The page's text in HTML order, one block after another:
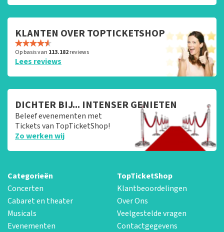
KLANTEN OVER TOPTICKETSHOP
Op basis van 113.182reviews
Lees reviews
DICHTER BIJ... INTENSER GENIETEN
Beleef evenementen met
Tickets van TopTicketShop!
Zo werken wij
Categorieën
Concerten
Cabaret en theater
Musicals
Evenementen
TopTicketShop
Klantbeoordelingen
Over Ons
Veelgestelde vragen
Contactgegevens